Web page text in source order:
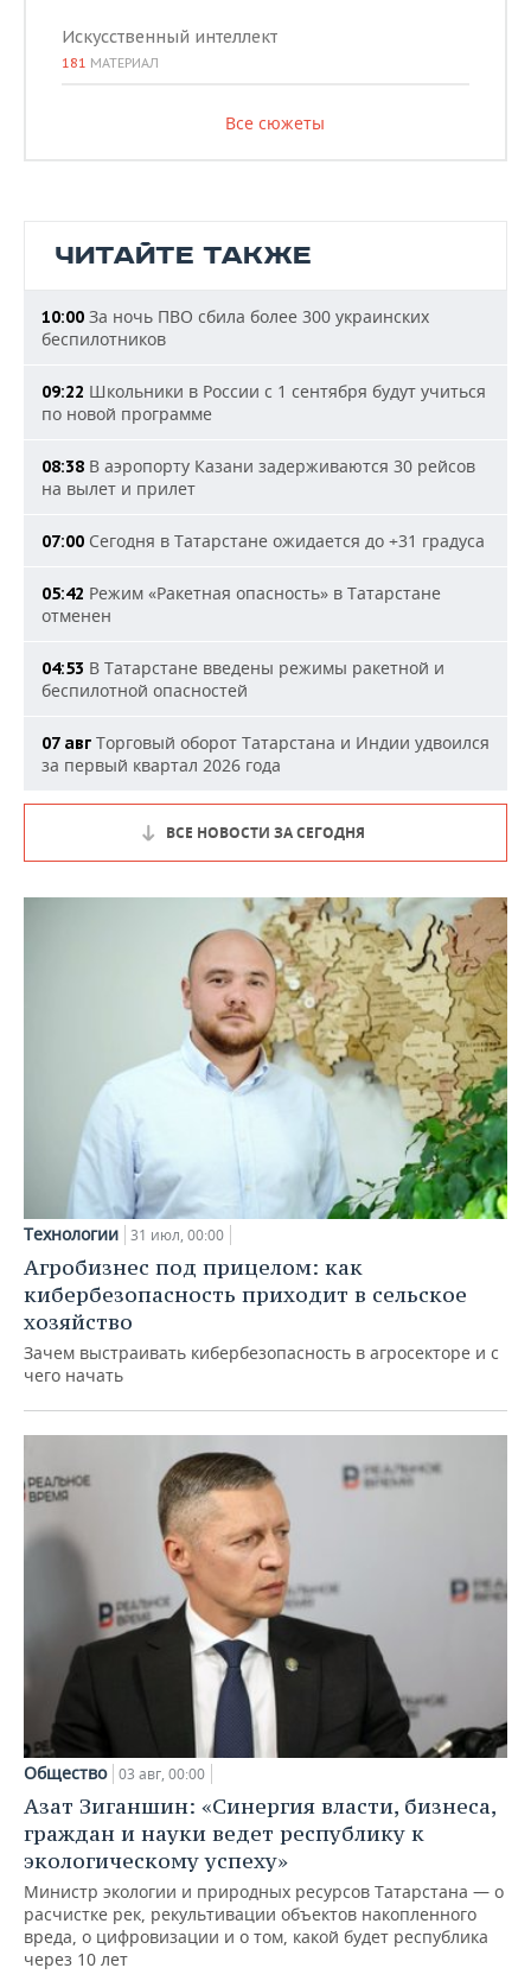
Искусственный интеллект
181 МАТЕРИАЛ
Все сюжеты
ЧИТАЙТЕ ТАКЖЕ
10:00 За ночь ПВО сбила более 300 украинских
беспилотников
09:22 Школьники в России с 1 сентября будут учиться
по новой программе
08:38 В аэропорту Казани задерживаются 30 рейсов
на вылет и прилет
07:00 Сегодня в Татарстане ожидается до +31 градуса
05:42 Режим «Ракетная опасность» в Татарстане
отменен
04:53 В Татарстане введены режимы ракетной и
беспилотной опасностей
07 авг Торговый оборот Татарстана и Индии удвоился
за первый квартал 2026 года
ВСЕ НОВОСТИ ЗА СЕГОДНЯ
Технологии 31 июл, 00:00
Агробизнес под прицелом: как
кибербезопасность приходит в сельское
хозяйство
Зачем выстраивать кибербезопасность в агросекторе и с
чего начать
Общество 03 авг, 00:00
Азат Зиганшин: «Синергия власти, бизнеса,
граждан и науки ведет республику к
экологическому успеху»
Министр экологии и природных ресурсов Татарстана — о
расчистке рек, рекультивации объектов накопленного
вреда, о цифровизации и о том, какой будет республика
через 10 лет